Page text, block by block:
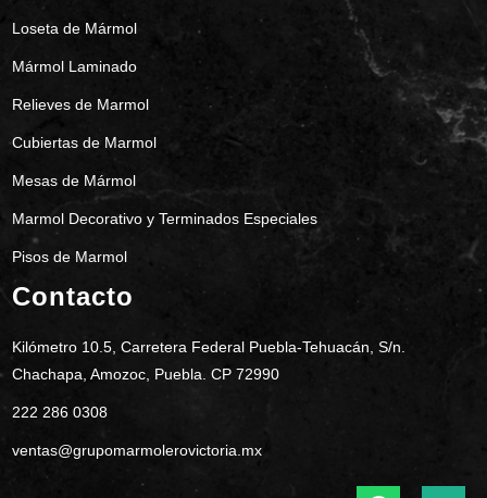
Loseta de Mármol
Mármol Laminado
Relieves de Marmol
Cubiertas de Marmol
Mesas de Mármol
Marmol Decorativo y Terminados Especiales
Pisos de Marmol
Contacto
Kilómetro 10.5, Carretera Federal Puebla-Tehuacán, S/n.
Chachapa, Amozoc, Puebla. CP 72990
222 286 0308
ventas@grupomarmolerovictoria.mx